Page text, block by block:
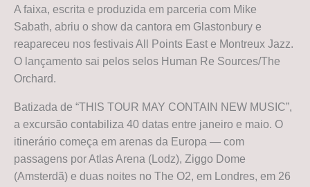
A faixa, escrita e produzida em parceria com Mike
Sabath, abriu o show da cantora em Glastonbury e
reapareceu nos festivais All Points East e Montreux Jazz.
O lançamento sai pelos selos Human Re Sources/The
Orchard.
Batizada de “THIS TOUR MAY CONTAIN NEW MUSIC”,
a excursão contabiliza 40 datas entre janeiro e maio. O
itinerário começa em arenas da Europa — com
passagens por Atlas Arena (Lodz), Ziggo Dome
(Amsterdã) e duas noites no The O2, em Londres, em 26